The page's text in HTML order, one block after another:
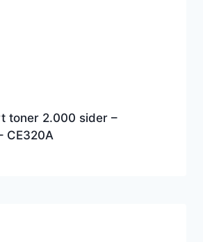
toner 2.000 sider –
CE320A